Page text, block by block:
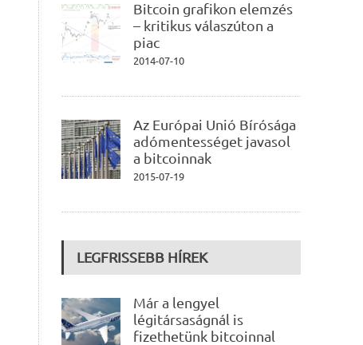
Bitcoin grafikon elemzés
– kritikus válaszúton a
piac
2014-07-10
Az Európai Unió Bírósága
adómentességet javasol
a bitcoinnak
2015-07-19
LEGFRISSEBB HÍREK
Már a lengyel
légitársaságnál is
fizethetünk bitcoinnal